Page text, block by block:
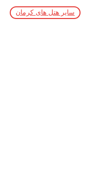
سایر هتل های کرمان